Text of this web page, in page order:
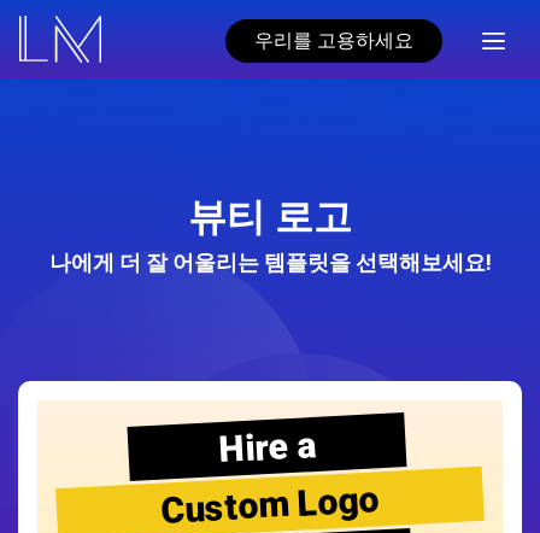
우리를 고용하세요
뷰티 로고
나에게 더 잘 어울리는 템플릿을 선택해보세요!
Hire a
Custom Logo